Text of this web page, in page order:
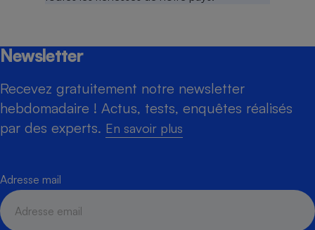
Newsletter
Recevez gratuitement notre newsletter
hebdomadaire ! Actus, tests, enquêtes réalisés
par des experts. En savoir plus
Adresse mail